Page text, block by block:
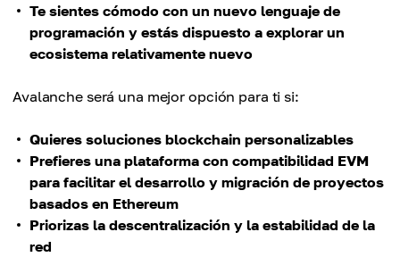
Te sientes cómodo con un nuevo lenguaje de
programación y estás dispuesto a explorar un
ecosistema relativamente nuevo
Avalanche será una mejor opción para ti si:
Quieres soluciones blockchain personalizables
Prefieres una plataforma con compatibilidad EVM
para facilitar el desarrollo y migración de proyectos
basados en Ethereum
Priorizas la descentralización y la estabilidad de la
red